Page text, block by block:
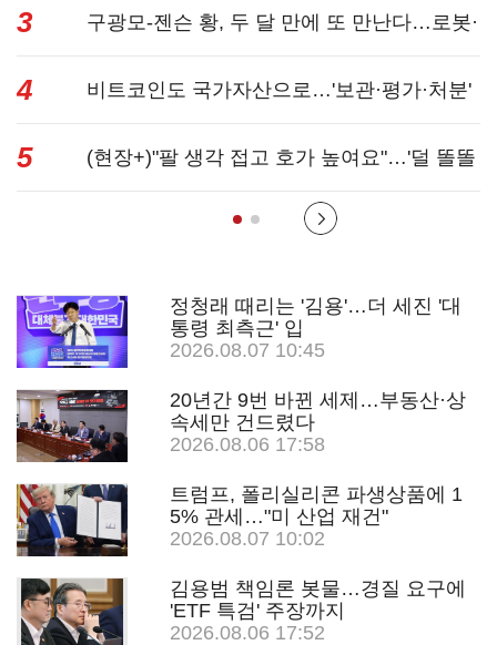
"반명 공세 사...
3 구광모-젠슨 황, 두 달 만에 또 만난다…로봇·
AI 등 논...
4 비트코인도 국가자산으로…'보관·평가·처분'
기준은 ...
5 (현장+)"팔 생각 접고 호가 높여요"…'덜 똘똘
정청래 때리는 '김용'…더 세진 '대
통령 최측근' 입
2026.08.07 10:45
20년간 9번 바뀐 세제…부동산·상
속세만 건드렸다
2026.08.06 17:58
트럼프, 폴리실리콘 파생상품에 1
5% 관세…"미 산업 재건"
2026.08.07 10:02
김용범 책임론 봇물…경질 요구에
'ETF 특검' 주장까지
2026.08.06 17:52